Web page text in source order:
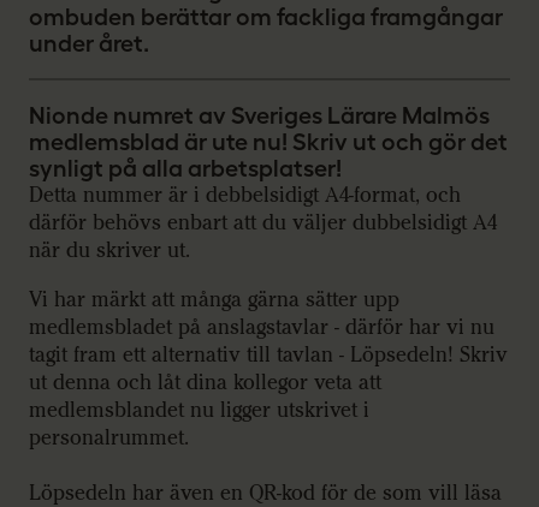
ombuden berättar om fackliga framgångar
under året.
Nionde numret av Sveriges Lärare Malmös
medlemsblad är ute nu! Skriv ut och gör det
synligt på alla arbetsplatser!
Detta nummer är i debbelsidigt A4-format, och
därför behövs enbart att du väljer dubbelsidigt A4
när du skriver ut.
Vi har märkt att många gärna sätter upp
medlemsbladet på anslagstavlar - därför har vi nu
tagit fram ett alternativ till tavlan - Löpsedeln! Skriv
ut denna och låt dina kollegor veta att
medlemsblandet nu ligger utskrivet i
personalrummet.
Löpsedeln har även en QR-kod för de som vill läsa